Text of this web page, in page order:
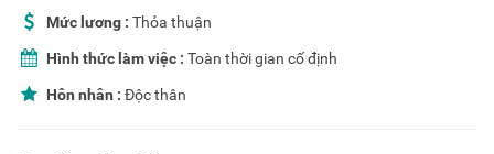
Mức lương :Thỏa thuận
Hình thức làm việc :Toàn thời gian cố định
Hôn nhân :Độc thân